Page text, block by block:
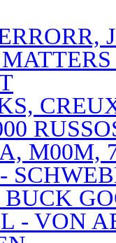
M00M,
- VON